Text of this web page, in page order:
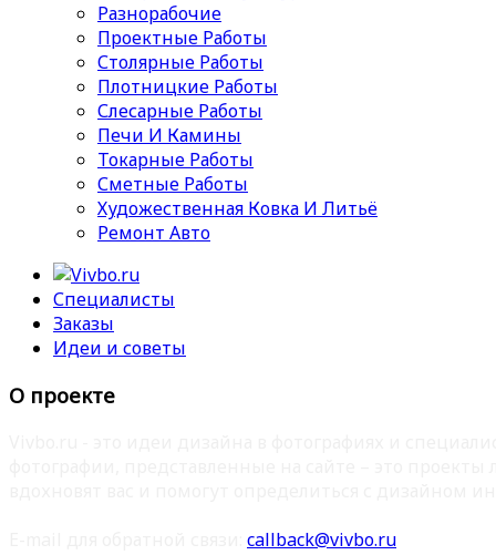
Разнорабочие
Проектные Работы
Столярные Работы
Плотницкие Работы
Слесарные Работы
Печи И Камины
Токарные Работы
Сметные Работы
Художественная Ковка И Литьё
Ремонт Авто
Специалисты
Заказы
Идеи и советы
О проекте
callback@vivbo.ru